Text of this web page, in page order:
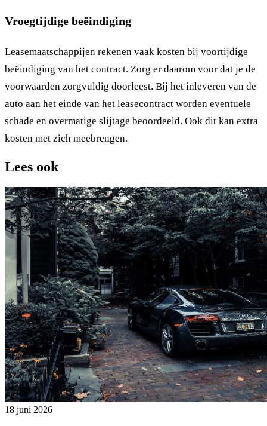
Vroegtijdige beëindiging
Leasemaatschappijen rekenen vaak kosten bij voortijdige
beëindiging van het contract. Zorg er daarom voor dat je de
voorwaarden zorgvuldig doorleest. Bij het inleveren van de
auto aan het einde van het leasecontract worden eventuele
schade en overmatige slijtage beoordeeld. Ook dit kan extra
kosten met zich meebrengen.
Lees ook
18 juni 2026